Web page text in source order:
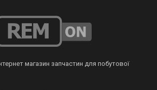
магазин запчастин для побутової